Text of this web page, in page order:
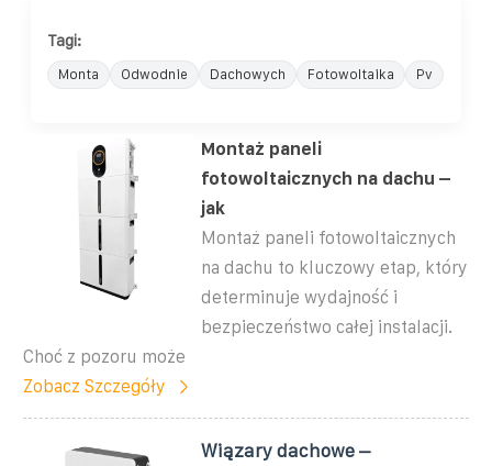
Tagi:
Monta Odwodnie Dachowych Fotowoltaika Pv
Montaż paneli
fotowoltaicznych na dachu –
jak
Montaż paneli fotowoltaicznych
na dachu to kluczowy etap, który
determinuje wydajność i
bezpieczeństwo całej instalacji.
Choć z pozoru może
Zobacz Szczegóły
Wiązary dachowe –